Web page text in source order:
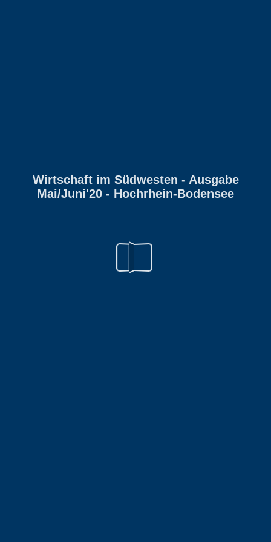
Wirtschaft im Südwesten - Ausgabe
Mai/Juni'20 - Hochrhein-Bodensee